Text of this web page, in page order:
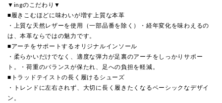
▼ingのこだわり▼
■履きこむほどに味わいが増す上質な本革
・上質な天然レザーを使用（一部品番を除く）・経年変化を味わえるの
は、本革ならではの魅力です。
■アーチをサポートするオリジナルインソール
・柔らかいだけでなく、適度な弾力が足裏のアーチをしっかりサポー
ト。・荷重のバランスが保たれ、足への負担を軽減。
■トラッドテイストの長く履けるシューズ
・トレンドに左右されず、大切に長く履きたくなるベーシックなデザイ
ン。